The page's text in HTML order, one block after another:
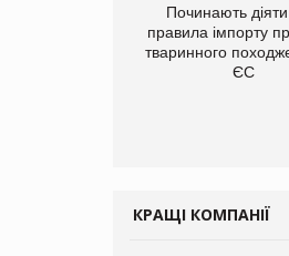
Починають діяти
правила імпорту
тваринного
ЄС
КРАЩІ КОМПАНІЇ